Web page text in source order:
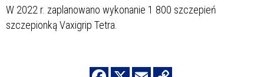
W 2022 r. zaplanowano wykonanie 1 800 szczepień
szczepionką Vaxigrip Tetra.